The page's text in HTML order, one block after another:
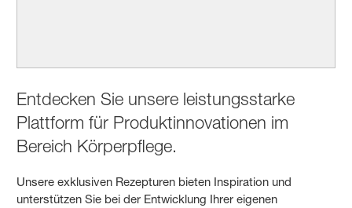
Entdecken Sie unsere leistungsstarke
Plattform für Produktinnovationen im
Bereich Körperpflege.
Unsere exklusiven Rezepturen bieten Inspiration und
unterstützen Sie bei der Entwicklung Ihrer eigenen